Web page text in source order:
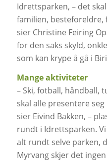
Idrettsparken, – det
familien, besteforeldre,
sier Christine Feiring
for den saks skyld,
som kan krype å gå i
Mange aktiviteter
– Ski, fotball, håndball,
skal alle presentere
sier Eivind Bakken, –
rundt i Idrettsparken.
alt rundt selve parken,
Myrvang skjer det